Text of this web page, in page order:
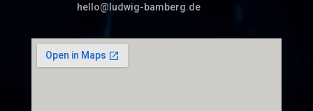
hello@ludwig-bamberg.de